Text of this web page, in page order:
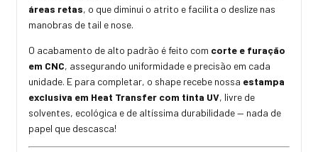
áreas retas, o que diminui o atrito e facilita o deslize nas
manobras de tail e nose.
O acabamento de alto padrão é feito com corte e furação
em CNC, assegurando uniformidade e precisão em cada
unidade. E para completar, o shape recebe nossa estampa
exclusiva em Heat Transfer com tinta UV, livre de
solventes, ecológica e de altíssima durabilidade — nada de
papel que descasca!